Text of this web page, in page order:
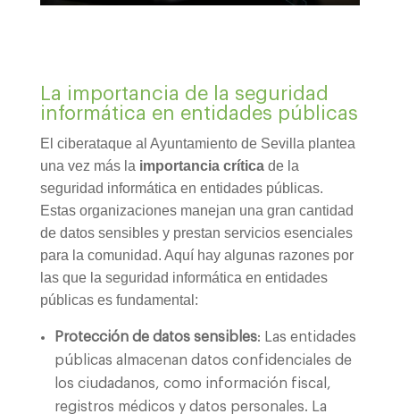
La importancia de la seguridad
informática en entidades públicas
El ciberataque al Ayuntamiento de Sevilla plantea
una vez más la importancia críticade la
seguridad informática en entidades públicas.
Estas organizaciones manejan una gran cantidad
de datos sensibles y prestan servicios esenciales
para la comunidad. Aquí hay algunas razones por
las que la seguridad informática en entidades
públicas es fundamental:
Protección de datos sensibles: Las entidades
públicas almacenan datos confidenciales de
los ciudadanos, como información fiscal,
registros médicos y datos personales. La